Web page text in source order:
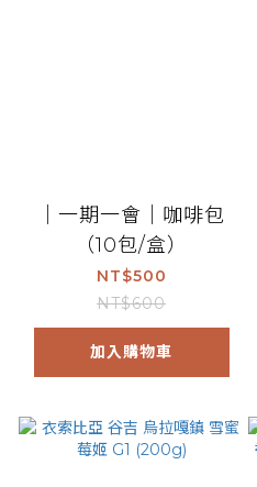
｜一期一會｜咖啡包
（10包/盒）
NT$500
NT$600
加入購物車